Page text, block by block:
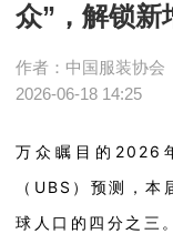
众”，解锁新
作者：中国服装协会
2026-06-18 14:25
万众瞩目的 2026
（ UBS ）预测，本
球人口的四分之三